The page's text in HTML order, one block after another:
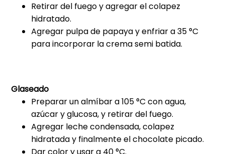
Retirar del fuego y agregar el colapez
hidratado.
Agregar pulpa de papaya y enfriar a 35 °C
para incorporar la crema semi batida.
Glaseado
Preparar un almíbar a 105 °C con agua,
azúcar y glucosa, y retirar del fuego.
Agregar leche condensada, colapez
hidratada y finalmente el chocolate picado.